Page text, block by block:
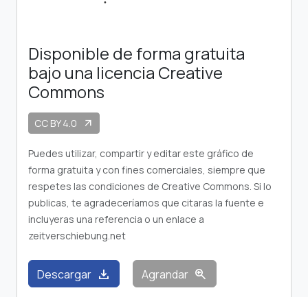
Disponible de forma gratuita
bajo una licencia Creative
Commons
CC BY 4.0 arrow_outward
Puedes utilizar, compartir y editar este gráfico de
forma gratuita y con fines comerciales, siempre que
respetes las condiciones de Creative Commons. Si lo
publicas, te agradeceríamos que citaras la fuente e
incluyeras una referencia o un enlace a
zeitverschiebung.net
Descargar download Agrandar zoom_in